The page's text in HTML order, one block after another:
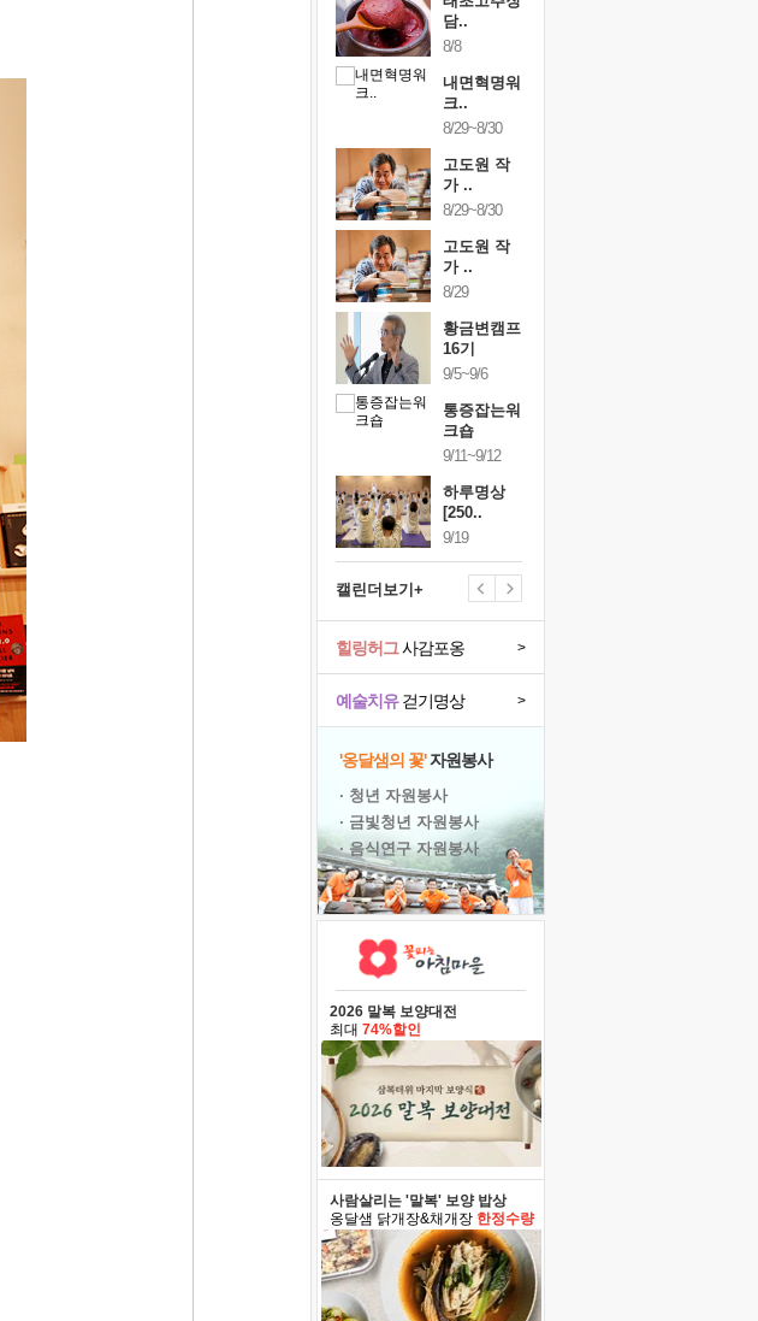
담..
8/8
내면혁명워
크..
8/29~8/30
고도원 작
가 ..
8/29~8/30
고도원 작
가 ..
8/29
황금변캠프
16기
9/5~9/6
통증잡는워
크숍
9/11~9/12
하루명상
[250..
9/19
캘린더보기+
예술치유걷기명상 >
힐링허그사감포옹 >
'옹달샘의 꽃'자원봉사
· 청년 자원봉사
· 금빛청년 자원봉사
· 음식연구 자원봉사
2026 말복 보양대전
최대 74%할인
사람살리는 '말복' 보양 밥상
옹달샘 닭개장&채개장 한정수량